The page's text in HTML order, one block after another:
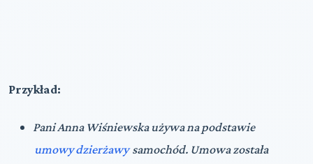
Przykład:
Pani Anna Wiśniewska używa na podstawie
umowy dzierżawysamochód. Umowa została